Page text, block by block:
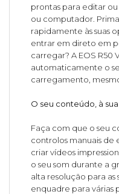
prontas para editar
ou computador.
rapidamente às suas
entrar em direto em
carregar? A EOS R50
automaticamente o
carregamento,
O seu conteúdo, à
Faça com que o seu
controlos manuais de
criar vídeos
o seu som durante a
alta resolução para as
enquadre para várias